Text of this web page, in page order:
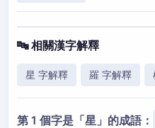
🔤 相關漢字解釋
星 字解釋 羅 字解釋
第 1 個字是「星」的成語：